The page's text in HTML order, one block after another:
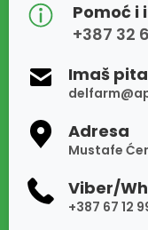
Pomoć i
+387 32
Imaš
Adresa
Mustafe
Viber/
+387 67 12